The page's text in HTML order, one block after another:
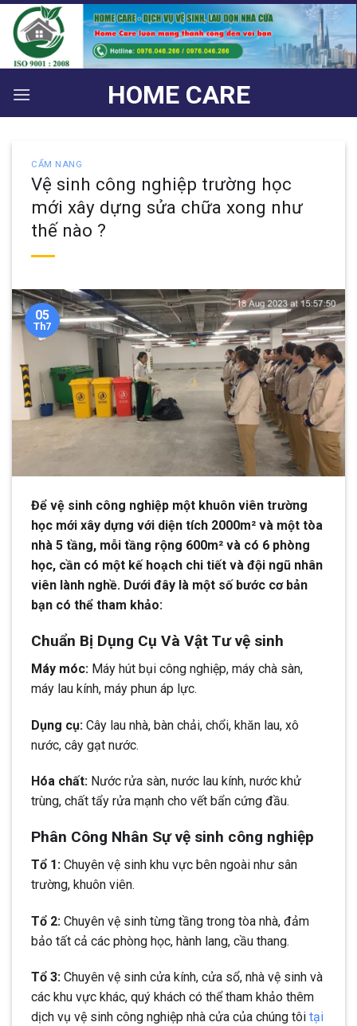
Bỏ
qua
nội
dung
HOME CARE
CẨM NANG
Vệ sinh công nghiệp trường học
mới xây dựng sửa chữa xong như
thế nào ?
05
Th7
Để vệ sinh công nghiệp một khuôn viên trường
học mới xây dựng với diện tích 2000m² và một tòa
nhà 5 tầng, mỗi tầng rộng 600m² và có 6 phòng
học, cần có một kế hoạch chi tiết và đội ngũ nhân
viên lành nghề. Dưới đây là một số bước cơ bản
bạn có thể tham khảo:
Chuẩn Bị Dụng Cụ Và Vật Tư vệ sinh
Máy móc: Máy hút bụi công nghiệp, máy chà sàn,
máy lau kính, máy phun áp lực.
Dụng cụ: Cây lau nhà, bàn chải, chổi, khăn lau, xô
nước, cây gạt nước.
Hóa chất: Nước rửa sàn, nước lau kính, nước khử
trùng, chất tẩy rửa mạnh cho vết bẩn cứng đầu.
Phân Công Nhân Sự vệ sinh công nghiệp
Tổ 1: Chuyên vệ sinh khu vực bên ngoài như sân
trường, khuôn viên.
Tổ 2: Chuyên vệ sinh từng tầng trong tòa nhà, đảm
bảo tất cả các phòng học, hành lang, cầu thang.
Tổ 3: Chuyên vệ sinh cửa kính, cửa sổ, nhà vệ sinh và
các khu vực khác, quý khách có thể tham khảo thêm
dịch vụ vệ sinh công nghiệp nhà cửa của chúng tôi tại